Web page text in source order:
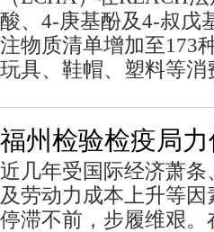
酸、4-庚基酚及4-叔戊
注物质清单增加至173
玩具、鞋帽、塑料等消
福州检验检疫局
近几年受国际经济萧
及劳动力成本上升等
停滞不前，步履维艰